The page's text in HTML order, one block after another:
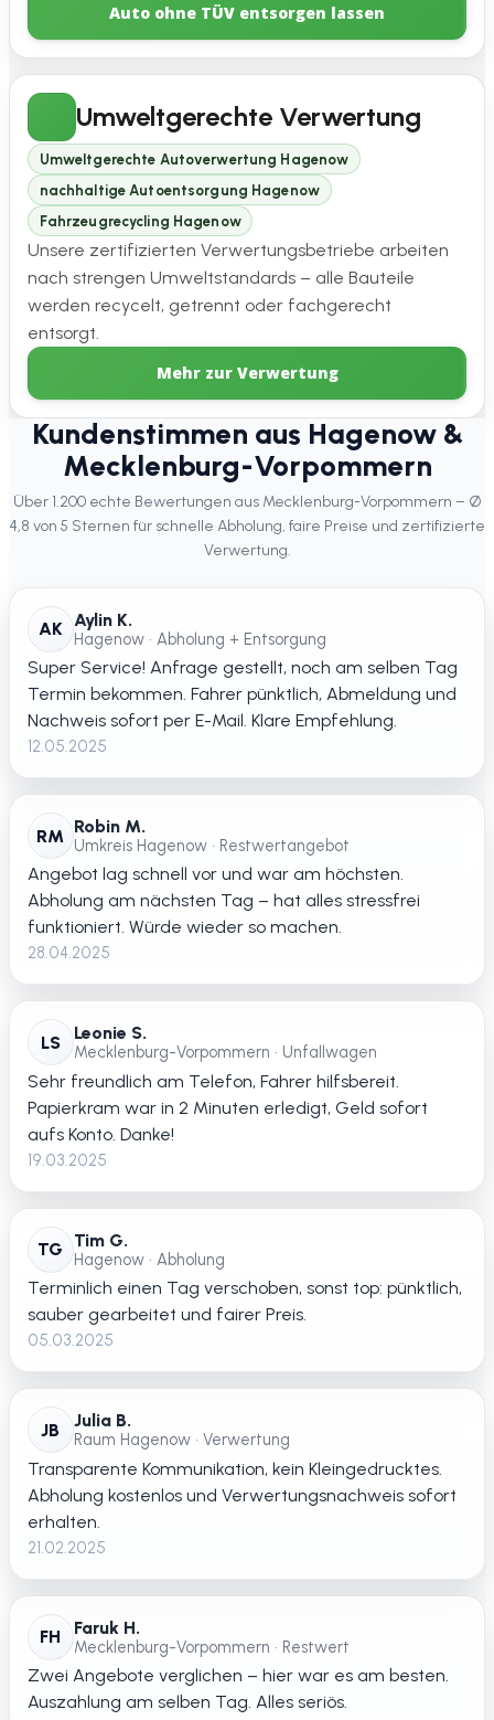
Auto ohne TÜV entsorgen lassen
Umweltgerechte Verwertung
Umweltgerechte Autoverwertung Hagenow
nachhaltige Autoentsorgung Hagenow
Fahrzeugrecycling Hagenow
Unsere zertifizierten Verwertungsbetriebe arbeiten
nach strengen Umweltstandards – alle Bauteile
werden recycelt, getrennt oder fachgerecht
entsorgt.
Mehr zur Verwertung
Kundenstimmen aus Hagenow &
Mecklenburg-Vorpommern
Über 1.200 echte Bewertungen aus Mecklenburg-Vorpommern – Ø
4,8 von 5 Sternen für schnelle Abholung, faire Preise und zertifizierte
Verwertung.
AK Aylin K.
Hagenow • Abholung + Entsorgung
Super Service! Anfrage gestellt, noch am selben Tag
Termin bekommen. Fahrer pünktlich, Abmeldung und
Nachweis sofort per E-Mail. Klare Empfehlung.
12.05.2025
RM Robin M.
Umkreis Hagenow • Restwertangebot
Angebot lag schnell vor und war am höchsten.
Abholung am nächsten Tag – hat alles stressfrei
funktioniert. Würde wieder so machen.
28.04.2025
LS Leonie S.
Mecklenburg-Vorpommern • Unfallwagen
Sehr freundlich am Telefon, Fahrer hilfsbereit.
Papierkram war in 2 Minuten erledigt, Geld sofort
aufs Konto. Danke!
19.03.2025
TG Tim G.
Hagenow • Abholung
Terminlich einen Tag verschoben, sonst top: pünktlich,
sauber gearbeitet und fairer Preis.
05.03.2025
JB Julia B.
Raum Hagenow • Verwertung
Transparente Kommunikation, kein Kleingedrucktes.
Abholung kostenlos und Verwertungsnachweis sofort
erhalten.
21.02.2025
FH Faruk H.
Mecklenburg-Vorpommern • Restwert
Zwei Angebote verglichen – hier war es am besten.
Auszahlung am selben Tag. Alles seriös.